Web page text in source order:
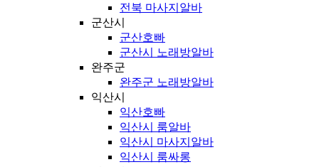
전북 마사지알바
군산시
군산호빠
군산시 노래방알바
완주군
완주군 노래방알바
익산시
익산호빠
익산시 룸알바
익산시 마사지알바
익산시 룸싸롱